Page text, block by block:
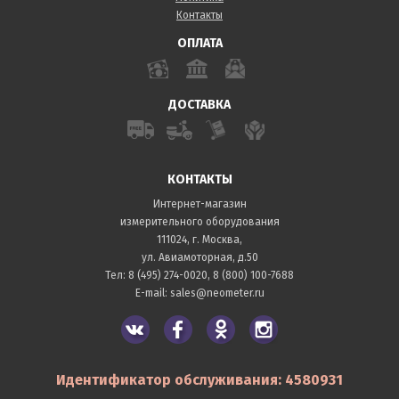
Контакты
ОПЛАТА
ДОСТАВКА
КОНТАКТЫ
Интернет-магазин
измерительного оборудования
111024, г. Москва,
ул. Авиамоторная, д.50
Тел: 8 (495) 274-0020, 8 (800) 100-7688
E-mail: sales@neometer.ru
Идентификатор обслуживания: 4580931